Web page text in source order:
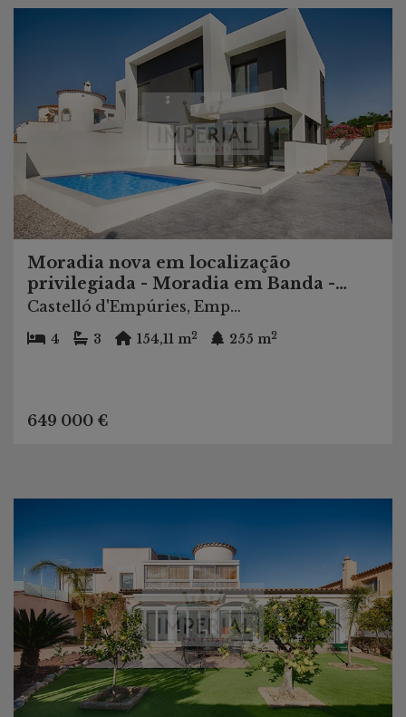
Moradia nova em localização
privilegiada - Moradia em Banda -
Empuriabrava
Castelló d'Empúries, Empuriabrava
4 3 154,11 m2 255 m2
649 000 €